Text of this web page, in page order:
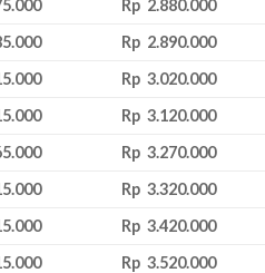
Rp 2.880.000
Rp 2.890.000
Rp 3.020.000
Rp 3.120.000
Rp 3.270.000
Rp 3.320.000
Rp 3.420.000
Rp 3.520.000